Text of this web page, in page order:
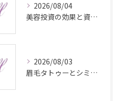
2026/08/04
美容投資の効果と資産価値の解説
2026/08/03
眉毛タトゥーとシミ予防に効く食材解説